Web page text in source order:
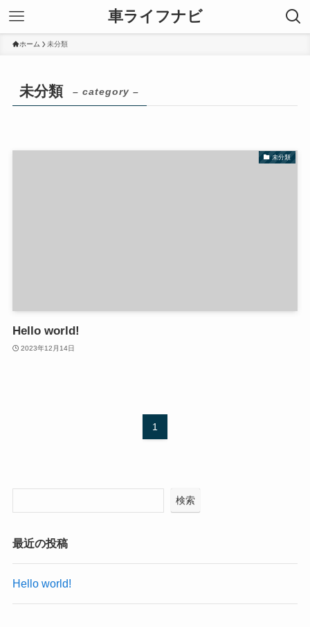
車ライフナビ
ホーム 未分類
未分類 – category –
未分類
Hello world!
2023年12月14日
1
検索
最近の投稿
Hello world!